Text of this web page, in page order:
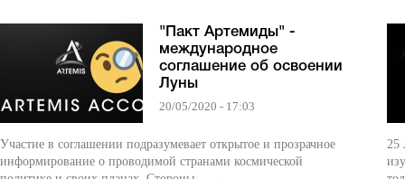
"Пакт Артемиды" -
международное
соглашение об освоении
Луны
20/05/2020 - 17:03
Участие в соглашении подразумевает открытое и прозрачное
информирование о проводимой странами космической
25